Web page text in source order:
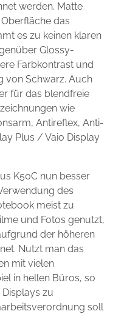
werden. Matte
das
es zu keinen klaren
Glossy-
Farbkontrast und
von Schwarz. Auch
für das blendfreie
wie
Antireflex, Anti-
Plus / Vaio Display
K50C nun besser
des
meist zu
und Fotos genutzt,
der höheren
Nutzt man das
mit vielen
in hellen Büros, so
zu
soll